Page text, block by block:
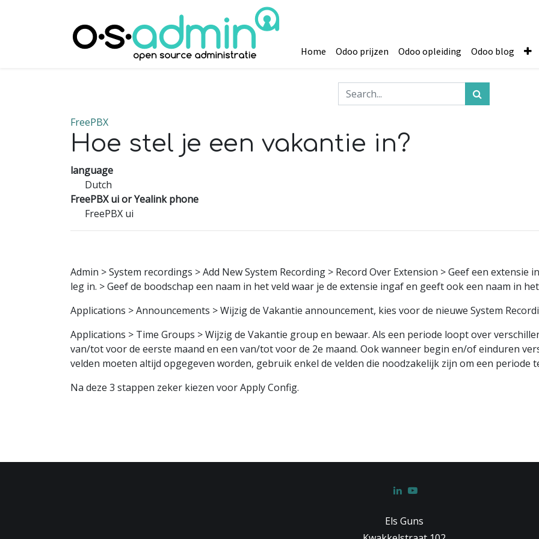
Home Odoo prijzen Odoo opleiding Odoo blog
FreePBX
Hoe stel je een vakantie in?
language
Dutch
FreePBX ui or Yealink phone
FreePBX ui
Admin > System recordings > Add New System Recording > Record Over Extension > Geef een extensie
leg in. > Geef de boodschap een naam in het veld waar je de extensie ingaf en geeft ook een naam in
Applications > Announcements > Wijzig de Vakantie announcement, kies voor de nieuwe System
Applications > Time Groups > Wijzig de Vakantie group en bewaar. Als een periode loopt over
van/tot voor de eerste maand en een van/tot voor de 2e maand. Ook wanneer begin en/of einduren
velden moeten altijd opgegeven worden, gebruik enkel de velden die noodzakelijk zijn om een periode
Na deze 3 stappen zeker kiezen voor Apply Config.
Els Guns